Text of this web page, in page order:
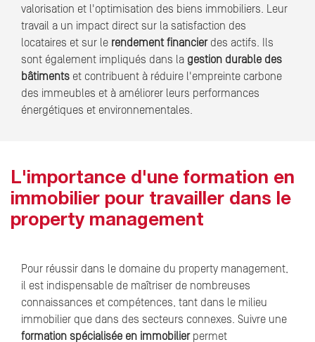
valorisation et l'optimisation des biens immobiliers. Leur
travail a un impact direct sur la satisfaction des
locataires et sur le rendement financierdes actifs. Ils
sont également impliqués dans la gestion durable des
bâtiments et contribuent à réduire l'empreinte carbone
des immeubles et à améliorer leurs performances
énergétiques et environnementales.
L'importance d'une formation en
immobilier pour travailler dans le
property management
Pour réussir dans le domaine du property management,
il est indispensable de maîtriser de nombreuses
connaissances et compétences, tant dans le milieu
immobilier que dans des secteurs connexes. Suivre une
formation spécialisée en immobilierpermet